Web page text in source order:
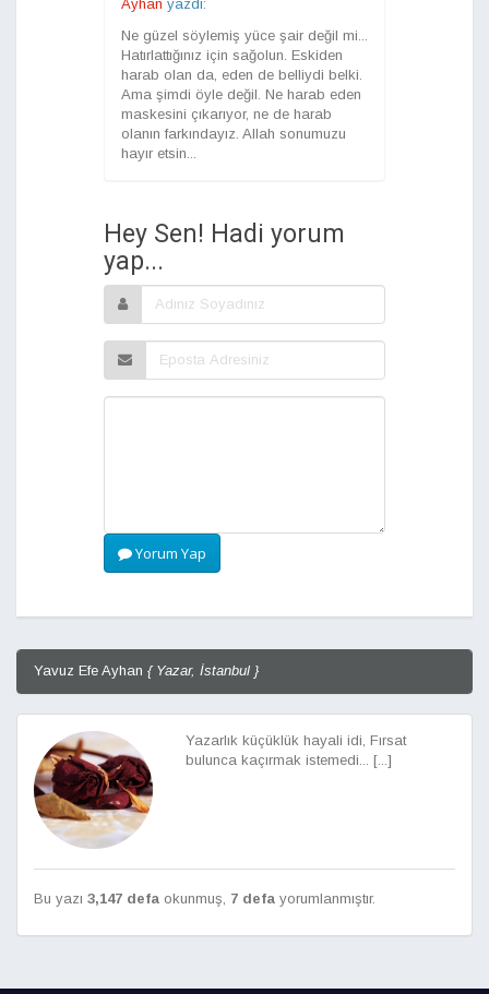
Ayhan yazdı:
Ne güzel söylemiş yüce şair değil mi...
Hatırlattığınız için sağolun. Eskiden
harab olan da, eden de belliydi belki.
Ama şimdi öyle değil. Ne harab eden
maskesini çıkarıyor, ne de harab
olanın farkındayız. Allah sonumuzu
hayır etsin...
Hey Sen! Hadi yorum
yap...
Yorum Yap
Yavuz Efe Ayhan { Yazar, İstanbul }
Yazarlık küçüklük hayali idi, Fırsat
bulunca kaçırmak istemedi... [...]
Bu yazı 3,147 defa okunmuş, 7 defa yorumlanmıştır.